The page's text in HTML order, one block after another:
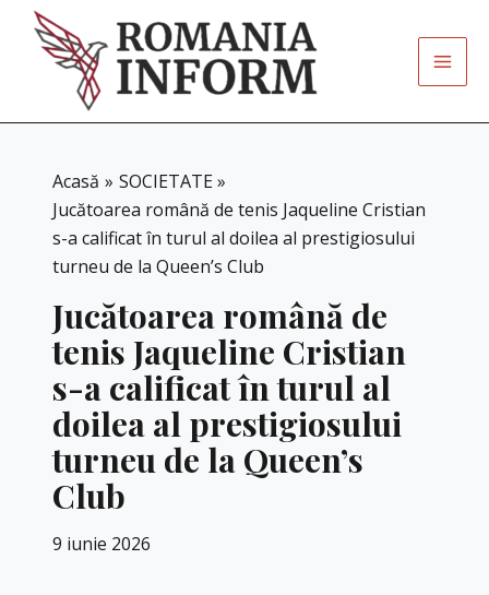
content
Acasă
SOCIETATE
Jucătoarea română de tenis Jaqueline Cristian
s-a calificat în turul al doilea al prestigiosului
turneu de la Queen’s Club
Jucătoarea română de
tenis Jaqueline Cristian
s-a calificat în turul al
doilea al prestigiosului
turneu de la Queen’s
Club
9 iunie 2026